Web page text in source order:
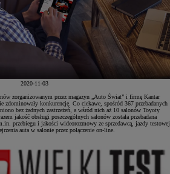
2020-11-03
zorganizowanym przez magazyn „Auto Świat” i firmę Kantar
zdominowały konkurencję. Co ciekawe, spośród 367 przebadanych
bez żadnych zastrzeżeń, a wśród nich aż 10 salonów Toyoty
jakość obsługi poszczególnych salonów została przebadana
przebiegu i jakości wideorozmowy ze sprzedawcą, jazdy testowej
auta w salonie przez połączenie on-line.